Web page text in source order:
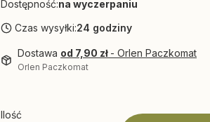
Dostępność:na wyczerpaniu
Czas wysyłki:24 godziny
Dostawa od 7,90 zł - Orlen Paczkomat
Orlen Paczkomat
Ilość